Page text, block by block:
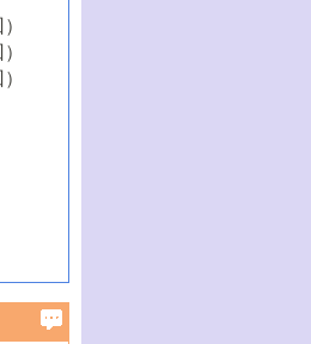
工学
物変
車排
大阪
東京
先端
の触
首都
研究
研究
研究
合成
大阪府
におけ
術
機能
近の
蹊大
究動
ーチ
貢献
ロワジ
にお
向
る触
活用
体触
能開拓
最近
開
潮流
有機
歩
な設
－
造・貯
紀，
セス